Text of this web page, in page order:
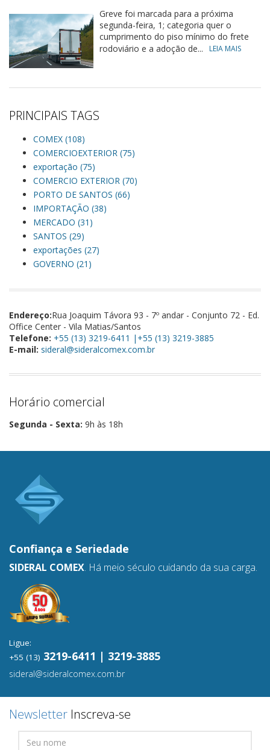
Greve foi marcada para a próxima
segunda-feira, 1; categoria quer o
cumprimento do piso mínimo do frete
rodoviário e a adoção de...
LEIA MAIS
PRINCIPAIS TAGS
COMEX (108)
COMERCIOEXTERIOR (75)
exportação (75)
COMERCIO EXTERIOR (70)
PORTO DE SANTOS (66)
IMPORTAÇÃO (38)
MERCADO (31)
SANTOS (29)
exportações (27)
GOVERNO (21)
Endereço:Rua Joaquim Távora 93 - 7º andar - Conjunto 72 - Ed.
Office Center - Vila Matias/Santos
Telefone: +55 (13) 3219-6411 |+55 (13) 3219-3885
E-mail: sideral@sideralcomex.com.br
Horário comercial
Segunda - Sexta: 9h às 18h
Confiança e Seriedade
SIDERAL COMEX. Há meio século cuidando da sua carga.
Ligue:
+55 (13) 3219-6411 | 3219-3885
sideral@sideralcomex.com.br
Newsletter Inscreva-se